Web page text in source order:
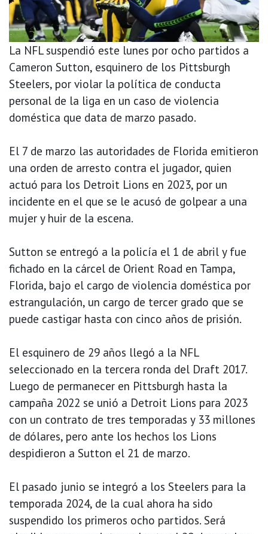
La NFL suspendió este lunes por ocho partidos a
Cameron Sutton, esquinero de los Pittsburgh
Steelers, por violar la política de conducta
personal de la liga en un caso de violencia
doméstica que data de marzo pasado.
El 7 de marzo las autoridades de Florida emitieron
una orden de arresto contra el jugador, quien
actuó para los Detroit Lions en 2023, por un
incidente en el que se le acusó de golpear a una
mujer y huir de la escena.
Sutton se entregó a la policía el 1 de abril y fue
fichado en la cárcel de Orient Road en Tampa,
Florida, bajo el cargo de violencia doméstica por
estrangulación, un cargo de tercer grado que se
puede castigar hasta con cinco años de prisión.
El esquinero de 29 años llegó a la NFL
seleccionado en la tercera ronda del Draft 2017.
Luego de permanecer en Pittsburgh hasta la
campaña 2022 se unió a Detroit Lions para 2023
con un contrato de tres temporadas y 33 millones
de dólares, pero ante los hechos los Lions
despidieron a Sutton el 21 de marzo.
El pasado junio se integró a los Steelers para la
temporada 2024, de la cual ahora ha sido
suspendido los primeros ocho partidos. Será